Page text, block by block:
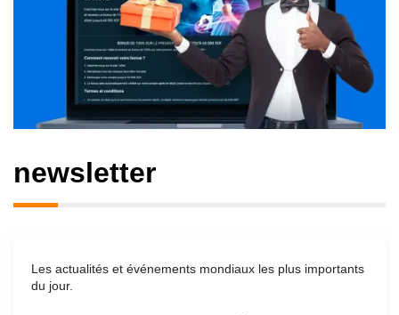
newsletter
Les actualités et événements mondiaux les plus importants
du jour.